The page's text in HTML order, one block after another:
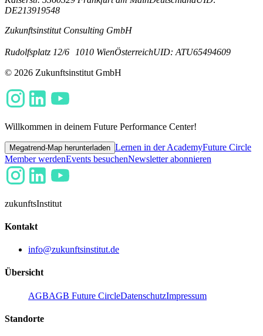
DE213919548
Zukunftsinstitut Consulting GmbH
Rudolfsplatz 12/6 1010 WienÖsterreichUID: ATU65494609
© 2026 Zukunftsinstitut GmbH
Willkommen in deinem Future Performance Center!
Megatrend-Map herunterladen Lernen in der AcademyFuture Circle
Member werdenEvents besuchenNewsletter abonnieren
zukunftsInstitut
Kontakt
info@zukunftsinstitut.de
Übersicht
AGBAGB Future CircleDatenschutzImpressum
Standorte